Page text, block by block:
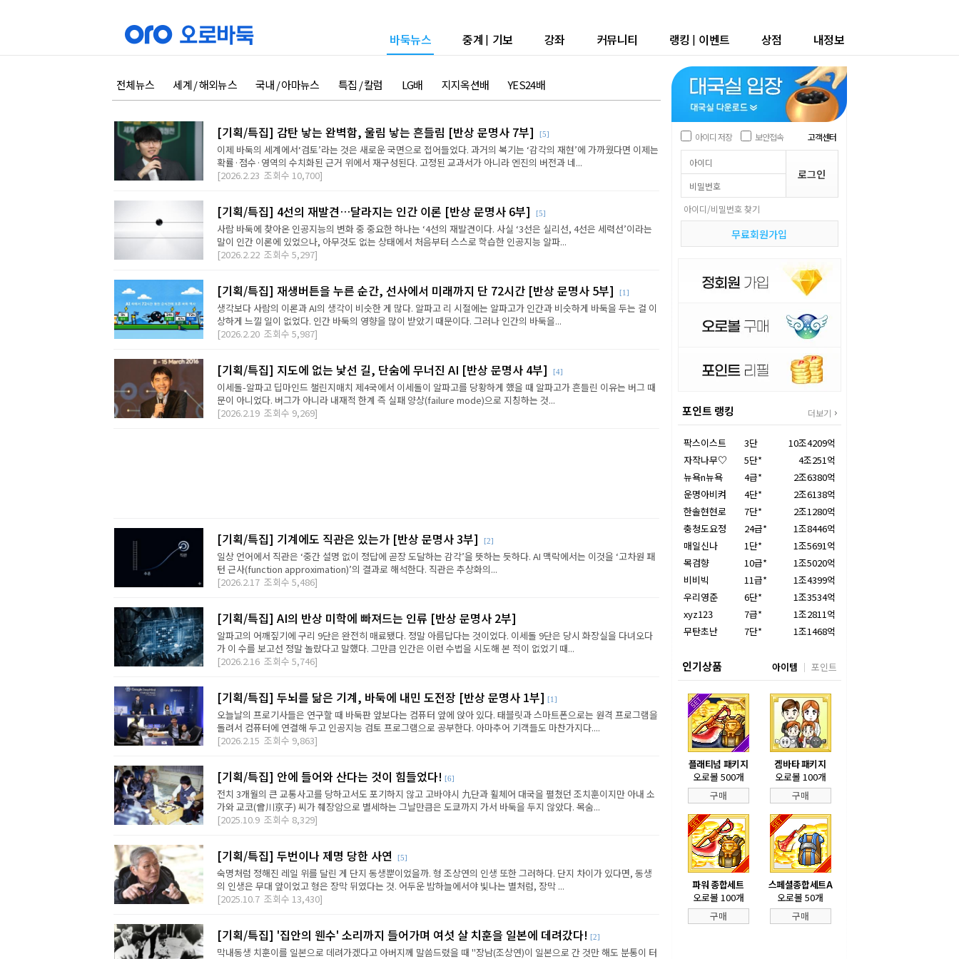
바둑뉴스 중계 | 기보 강좌 커뮤니티 랭킹 | 이벤트 상점 내정보
전체뉴스 세계 / 해외뉴스 국내 / 아마뉴스 특집 / 칼럼 LG배 지지옥션배 YES24배
[기획/특집] 감탄 낳는 완벽함, 울림 낳는 흔들림 [반상 문명사 7부] [5]
이제 바둑의 세계에서‘검토’라는 것은 새로운 국면으로 접어들었다. 과거의 복기는 ‘감각의 재현’에 가까웠다면 이제는
확률·점수·영역의 수치화된 근거 위에서 재구성된다. 고정된 교과서가 아니라 엔진의 버전과 네...
[2026.2.23 조회수 10,700]
[기획/특집] 4선의 재발견…달라지는 인간 이론 [반상 문명사 6부] [5]
사람 바둑에 찾아온 인공지능의 변화 중 중요한 하나는 ‘4선의 재발견이다. 사실 ‘3선은 실리선, 4선은 세력선’이라는
말이 인간 이론에 있었으나, 아무것도 없는 상태에서 처음부터 스스로 학습한 인공지능 알파...
[2026.2.22 조회수 5,297]
[기획/특집] 재생버튼을 누른 순간, 선사에서 미래까지 단 72시간 [반상 문명사 5부] [1]
생각보다 사람의 이론과 AI의 생각이 비슷한 게 많다. 알파고 리 시절에는 알파고가 인간과 비슷하게 바둑을 두는 걸 이
상하게 느낄 일이 없었다. 인간 바둑의 영향을 많이 받았기 때문이다. 그러나 인간의 바둑을...
[2026.2.20 조회수 5,987]
[기획/특집] 지도에 없는 낯선 길, 단숨에 무너진 AI [반상 문명사 4부] [4]
이세돌-알파고 딥마인드 챌린지매치 제4국에서 이세돌이 알파고를 당황하게 했을 때 알파고가 흔들린 이유는 버그 때
문이 아니었다. 버그가 아니라 내재적 한계 즉 실패 양상(failure mode)으로 지칭하는 것...
[2026.2.19 조회수 9,269]
[기획/특집] 기계에도 직관은 있는가 [반상 문명사 3부] [2]
일상 언어에서 직관은 ‘중간 설명 없이 정답에 곧장 도달하는 감각’을 뜻하는 듯하다. AI 맥락에서는 이것을 ‘고차원 패
턴 근사(function approximation)’의 결과로 해석한다. 직관은 추상화의...
[2026.2.17 조회수 5,486]
[기획/특집] AI의 반상 미학에 빠져드는 인류 [반상 문명사 2부]
알파고의 어깨짚기에 구리 9단은 완전히 매료됐다. 정말 아름답다는 것이었다. 이세돌 9단은 당시 화장실을 다녀오다
가 이 수를 보고선 정말 놀랐다고 말했다. 그만큼 인간은 이런 수법을 시도해 본 적이 없었기 때...
[2026.2.16 조회수 5,746]
[기획/특집] 두뇌를 닮은 기계, 바둑에 내민 도전장 [반상 문명사 1부] [1]
오늘날의 프로기사들은 연구할 때 바둑판 앞보다는 컴퓨터 앞에 앉아 있다. 태블릿과 스마트폰으로는 원격 프로그램을
돌려서 컴퓨터에 연결해 두고 인공지능 검토 프로그램으로 공부한다. 아마추어 기객들도 마찬가지다....
[2026.2.15 조회수 9,863]
[기획/특집] 안에 들어와 산다는 것이 힘들었다! [6]
전치 3개월의 큰 교통사고를 당하고서도 포기하지 않고 고바야시 九단과 휠체어 대국을 펼쳤던 조치훈이지만 아내 소
가와 교코(曾川京子) 씨가 췌장암으로 별세하는 그날만큼은 도쿄까지 가서 바둑을 두지 않았다. 목숨...
[2025.10.9 조회수 8,329]
[기획/특집] 두번이나 제명 당한 사연 [5]
숙명처럼 정해진 레일 위를 달린 게 단지 동생뿐이었을까. 형 조상연의 인생 또한 그러하다. 단지 차이가 있다면, 동생
의 인생은 무대 앞이었고 형은 장막 뒤였다는 것. 어두운 밤하늘에서야 빛나는 별처럼, 장막 ...
[2025.10.7 조회수 13,430]
[기획/특집] '집안의 웬수' 소리까지 들어가며 여섯 살 치훈을 일본에 데려갔다! [2]
막내동생 치훈이를 일본으로 데려가겠다고 아버지께 말씀드렸을 때 "장남(조상연)이 일본으로 간 것만 해도 분통이 터
아이디 저장 보안접속 고객센터
아이디/비밀번호 찾기
무료회원가입
포인트 랭킹 더보기
팍스이스트 3단
10조4209억
자작나무♡
5단*
4조251억
뉴욕n뉴욕
4급*
2조6380억
운명아비켜
4단*
2조6138억
한솔현현로
7단*
2조1280억
충청도요정
24급*
1조8446억
매일신나
1단*
1조5691억
목검향
10급*
1조5020억
비비빅
11급*
1조4399억
우리영준
6단*
1조3534억
xyz123
7급*
1조2811억
무탄초난
7단* 1조1468억
인기상품 아이템 포인트
플래티넘 패키지
오로볼 500개
구매
겜바타 패키지
오로볼 100개
구매
파워 종합세트
오로볼 100개
구매
스페셜종합세트A
오로볼 50개
구매